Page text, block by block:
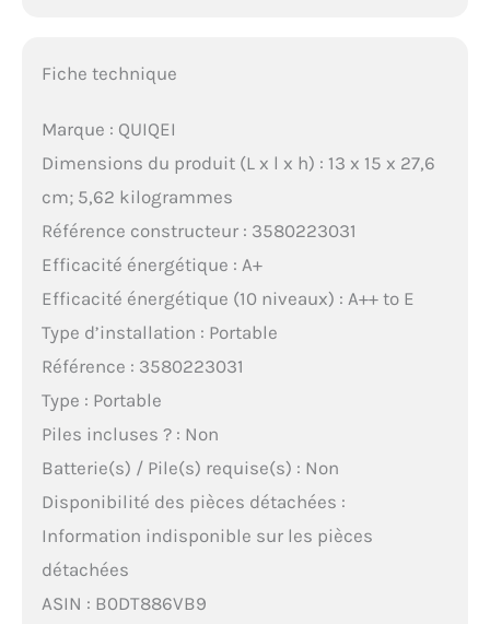
Fiche technique
Marque : QUIQEI
Dimensions du produit (L x l x h) : 13 x 15 x 27,6
cm; 5,62 kilogrammes
Référence constructeur : 3580223031
Efficacité énergétique : A+
Efficacité énergétique (10 niveaux) : A++ to E
Type d’installation : Portable
Référence : 3580223031
Type : Portable
Piles incluses ? : Non
Batterie(s) / Pile(s) requise(s) : Non
Disponibilité des pièces détachées :
Information indisponible sur les pièces
détachées
ASIN : B0DT886VB9